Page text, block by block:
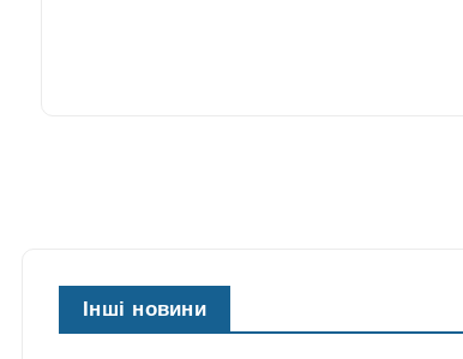
Інші новини